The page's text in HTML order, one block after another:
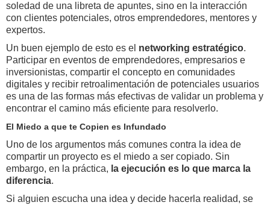
soledad de una libreta de apuntes, sino en la interacción
con clientes potenciales, otros emprendedores, mentores y
expertos.
Un buen ejemplo de esto es el networking estratégico.
Participar en eventos de emprendedores, empresarios e
inversionistas, compartir el concepto en comunidades
digitales y recibir retroalimentación de potenciales usuarios
es una de las formas más efectivas de validar un problema y
encontrar el camino más eficiente para resolverlo.
El Miedo a que te Copien es Infundado
Uno de los argumentos más comunes contra la idea de
compartir un proyecto es el miedo a ser copiado. Sin
embargo, en la práctica, la ejecución es lo que marca la
diferencia.
Si alguien escucha una idea y decide hacerla realidad, se